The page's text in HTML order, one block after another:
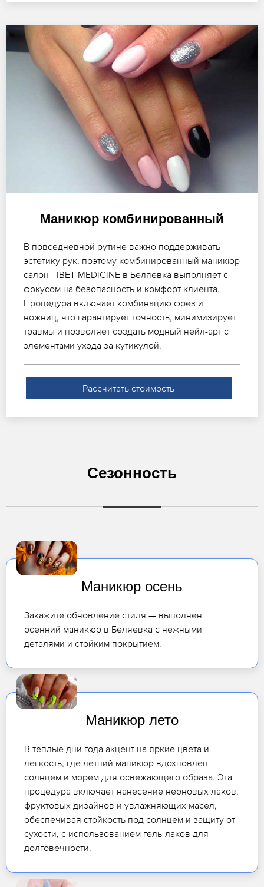
Маникюр комбинированный
В повседневной рутине важно поддерживать
эстетику рук, поэтому комбинированный маникюр
салон TIBET-MEDICINE в Беляевка выполняет с
фокусом на безопасность и комфорт клиента.
Процедура включает комбинацию фрез и
ножниц, что гарантирует точность, минимизирует
травмы и позволяет создать модный нейл-арт с
элементами ухода за кутикулой.
Рассчитать стоимость
Сезонность
Маникюр осень
Закажите обновление стиля — выполнен
осенний маникюр в Беляевка с нежными
деталями и стойким покрытием.
Маникюр лето
В теплые дни года акцент на яркие цвета и
легкость, где летний маникюр вдохновлен
солнцем и морем для освежающего образа. Эта
процедура включает нанесение неоновых лаков,
фруктовых дизайнов и увлажняющих масел,
обеспечивая стойкость под солнцем и защиту от
сухости, с использованием гель-лаков для
долговечности.